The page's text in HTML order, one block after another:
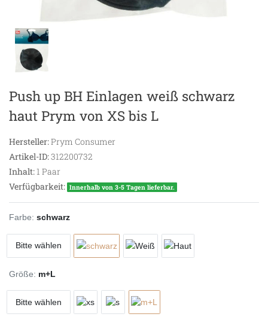
Push up BH Einlagen weiß schwarz
haut Prym von XS bis L
Hersteller:Prym Consumer
Artikel-ID:312200732
Inhalt:1 Paar
Verfügbarkeit: Innerhalb von 3-5 Tagen lieferbar.
Farbe: schwarz
Bitte wählen
Größe: m+L
Bitte wählen